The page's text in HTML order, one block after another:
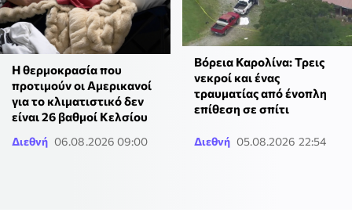
Η θερμοκρασία που
προτιμούν οι Αμερικανοί
για το κλιματιστικό δεν
είναι 26 βαθμοί Κελσίου
Διεθνή 06.08.2026 09:00
Βόρεια Καρολίνα: Τρεις
νεκροί και ένας
τραυματίας από ένοπλη
επίθεση σε σπίτι
Διεθνή 05.08.2026 22:54